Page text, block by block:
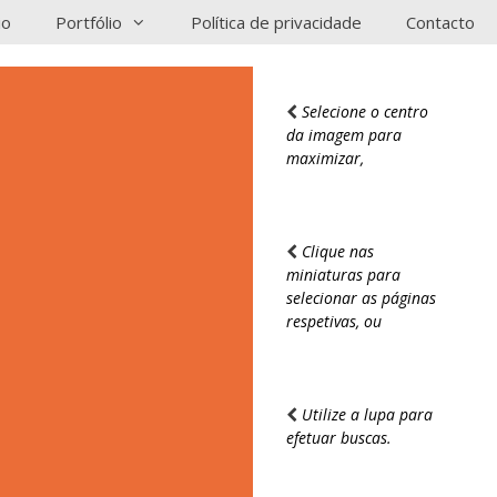
Portfólio Política de privacidade Contacto
Selecione o centro
da imagem para
maximizar,
Clique nas
miniaturas para
selecionar as páginas
respetivas, ou
Utilize a lupa para
efetuar buscas.